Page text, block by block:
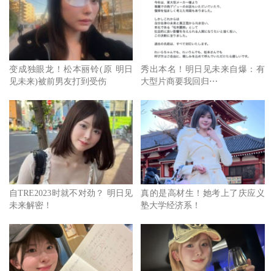
然后夏天就到了，她想工作，想玩耍，然后，还是想死。
虽然没有更新twitter(她还是习惯称X为twitter)，不过其实有
很多想法想说，或许会另外再开一个帐号好好说；回首过
去，4年前的时候YouTube频道曾经有超过15万人订阅但她觉
步一步被推着走的，现在最想要的做自己想要做的事，过自
己要过的生活〜
变成独眼龙！松本丽铃(原 明日
见未来)被前男友打到受伤
秀出本名！明日见未来自爆：有
大型片商要我回归⋯
自TRE2023时就不对劲？ 明日见
未来解密！
真的是高材生！她考上了庆应义
塾大学经济系！